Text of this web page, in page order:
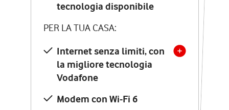
tecnologia disponibile
PER LA TUA CASA:
Internet senza limiti, con
la migliore tecnologia
Vodafone
Modem con Wi-Fi 6
tecnologia disponibile
PER LA TUA CASA:
Internet senza limiti, con
la migliore tecnologia
Vodafone
Modem Seven con Wi-Fi 7
Chiamate illimitate verso
numeri fissi e mobili